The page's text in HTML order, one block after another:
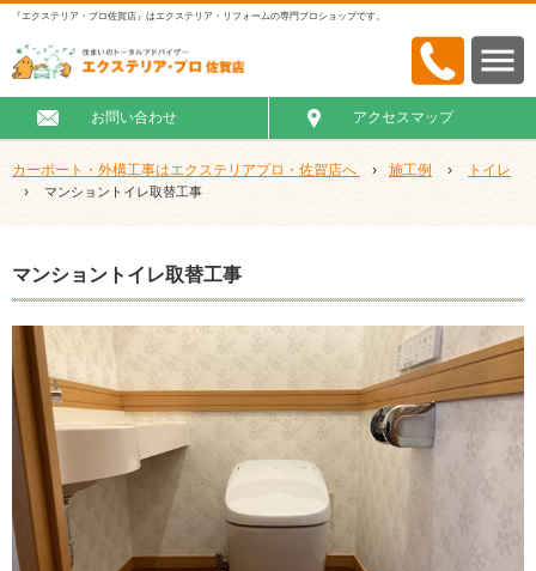
『エクステリア・プロ佐賀店』はエクステリア・リフォームの専門プロショップです。
お問い合わせ アクセスマップ
カーポート・外構工事はエクステリアプロ・佐賀店へ › 施工例 ›
トイレ
›
マンショントイレ取替工事
マンショントイレ取替工事